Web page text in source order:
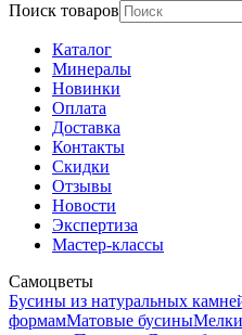
Поиск товаров
Каталог
Минералы
Новинки
Оплата
Доставка
Контакты
Скидки
Отзывы
Новости
Экспертиза
Мастер-классы
Самоцветы
Бусины из натуральных
формамМатовые бусины